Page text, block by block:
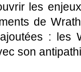
les
de
: les
son